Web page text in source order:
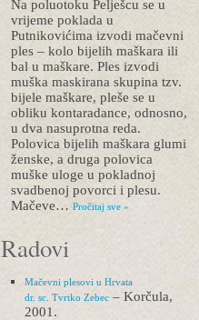
Na poluotoku Pelješcu se u
vrijeme poklada u
Putnikovićima izvodi mačevni
ples – kolo bijelih maškara ili
bal u maškare. Ples izvodi
muška maskirana skupina tzv.
bijele maškare, pleše se u
obliku kontaradance, odnosno,
u dva nasuprotna reda.
Polovica bijelih maškara glumi
ženske, a druga polovica
muške uloge u pokladnoj
svadbenoj povorci i plesu.
Mačeve… Pročitaj sve »
Radovi
Mačevni plesovi u Hrvata
dr. sc. Tvrtko Zebec – Korčula,
2001.